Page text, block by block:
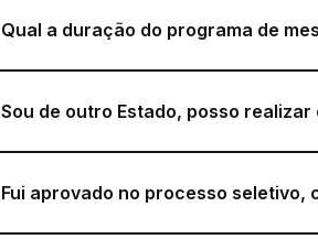
Qual a duração do programa de
Sou de outro Estado, posso
Fui aprovado no processo seletivo,